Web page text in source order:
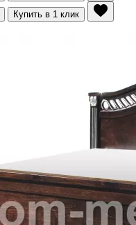
Купить в 1 клик